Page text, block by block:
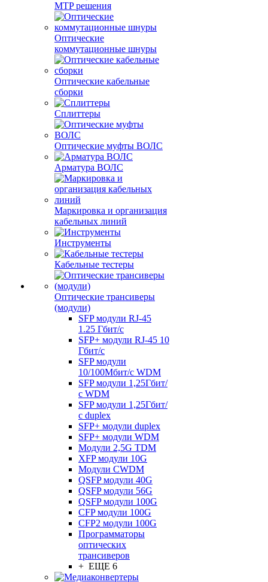
MTP решения
Оптические
коммутационные шнуры
Оптические кабельные
сборки
Сплиттеры
Оптические муфты ВОЛС
Арматура ВОЛС
Маркировка и организация
кабельных линий
Инструменты
Кабельные тестеры
Оптические трансиверы
(модули)
SFP модули RJ-45
1.25 Гбит/c
SFP+ модули RJ-45 10
Гбит/c
SFP модули
10/100Мбит/с WDM
SFP модули 1,25Гбит/
с WDM
SFP модули 1,25Гбит/
с duplex
SFP+ модули duplex
SFP+ модули WDM
Модули 2,5G TDM
XFP модули 10G
Модули CWDM
QSFP модули 40G
QSFP модули 56G
QSFP модули 100G
CFP модули 100G
CFP2 модули 100G
Программаторы
оптических
трансиверов
+ ЕЩЕ 6